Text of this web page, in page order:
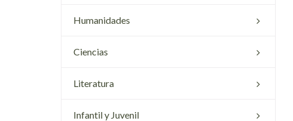
Humanidades
Ciencias
Literatura
Infantil y Juvenil